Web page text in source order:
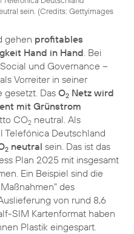
sein. (Credits: Gettyimages
gehen profitables
Hand in Hand. Bei
und Governance –
Vorreiter in seiner
gesetzt. Das O2 Netz wird
mit Grünstrom
CO2 neutral. Als
Telefónica Deutschland
2 neutral sein. Das ist das
Plan 2025 mit insgesamt
Ein Beispiel sind die
des
von rund 8,6
SIM Kartenformat haben
Plastik eingespart.